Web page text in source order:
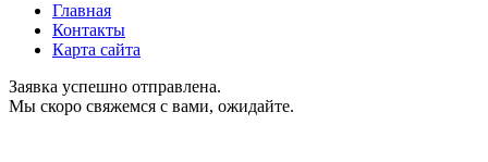
Главная
Контакты
Карта сайта
Заявка успешно отправлена.
Мы скоро свяжемся с вами, ожидайте.